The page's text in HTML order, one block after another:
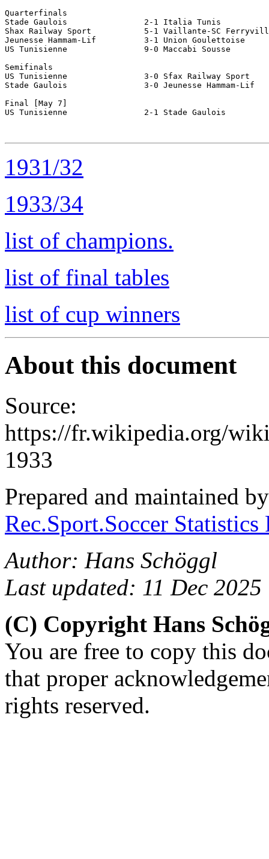
Quarterfinals
Stade Gaulois                2-1 Italia Tunis
Shax Railway Sport           5-1 Vaillante-
Jeunesse Hammam-Lif          3-1 Union Goulettoise
US Tunisienne                9-0 Maccabi Sousse
Semifinals
US Tunisienne                3-0 Sfax Railway Sport
Stade Gaulois                3-0 Jeunesse Hammam-Lif
Final [May 7]
US Tunisienne                2-1 Stade Gaulois
1931/32
1933/34
list of champions.
list of final tables
list of cup winners
About this document
Source:
https://fr.wikipedia.org/
1933
Prepared and maintained
Rec.Sport.Soccer
Author: Hans Schöggl
Last updated: 11 Dec 2025
(C) Copyright Hans
You are free to copy this
that proper
rights reserved.